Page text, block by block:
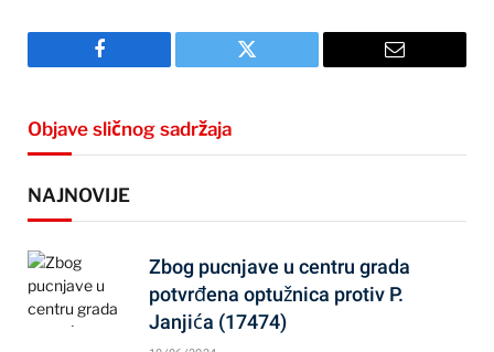
Facebook Twitter Email
Objave sličnog sadržaja
NAJNOVIJE
Zbog pucnjave u centru grada
potvrđena optužnica protiv P.
Janjića (17474)